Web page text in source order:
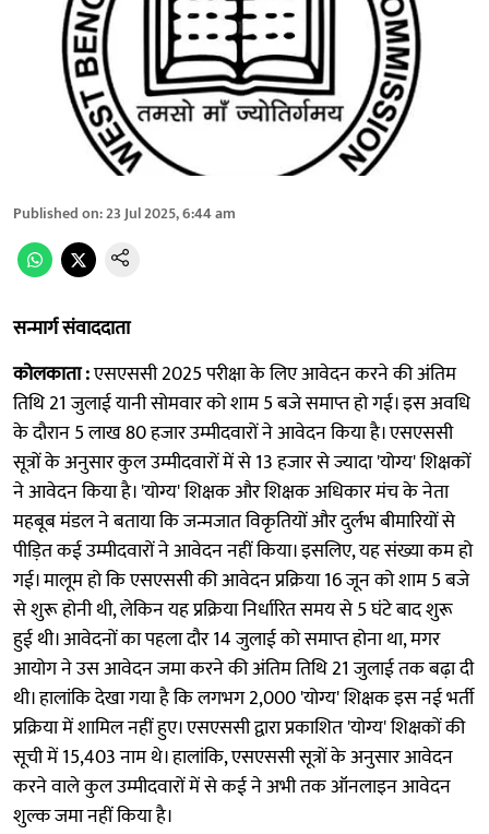
Published on:23 Jul 2025, 6:44 am
सन्मार्ग संवाददाता
कोलकाता :एसएससी 2025 परीक्षा के लिए आवेदन करने की अंतिम
तिथि 21 जुलाई यानी सोमवार को शाम 5 बजे समाप्त हो गई। इस अवधि
के दौरान 5 लाख 80 हजार उम्मीदवारों ने आवेदन किया है। एसएससी
सूत्रों के अनुसार कुल उम्मीदवारों में से 13 हजार से ज्यादा 'योग्य' शिक्षकों
ने आवेदन किया है। 'योग्य' शिक्षक और शिक्षक अधिकार मंच के नेता
महबूब मंडल ने बताया कि जन्मजात विकृतियों और दुर्लभ बीमारियों से
पीड़ित कई उम्मीदवारों ने आवेदन नहीं किया। इसलिए, यह संख्या कम हो
गई। मालूम हो कि एसएससी की आवेदन प्रक्रिया 16 जून को शाम 5 बजे
से शुरू होनी थी, लेकिन यह प्रक्रिया निर्धारित समय से 5 घंटे बाद शुरू
हुई थी। आवेदनों का पहला दौर 14 जुलाई को समाप्त होना था, मगर
आयोग ने उस आवेदन जमा करने की अंतिम तिथि 21 जुलाई तक बढ़ा दी
थी। हालांकि देखा गया है कि लगभग 2,000 'योग्य' शिक्षक इस नई भर्ती
प्रक्रिया में शामिल नहीं हुए। एसएससी द्वारा प्रकाशित 'योग्य' शिक्षकों की
सूची में 15,403 नाम थे। हालांकि, एसएससी सूत्रों के अनुसार आवेदन
करने वाले कुल उम्मीदवारों में से कई ने अभी तक ऑनलाइन आवेदन
शुल्क जमा नहीं किया है।